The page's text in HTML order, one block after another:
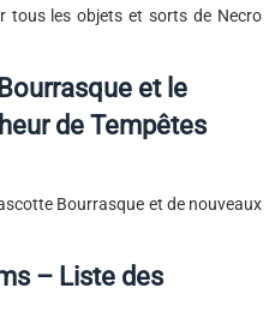
tous les objets et sorts de Necro
et le
de Tempêtes
Bourrasque et de nouveaux
– Liste des